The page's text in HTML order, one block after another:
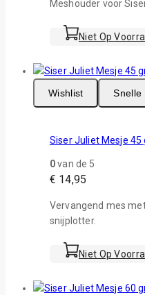
Meshouder voor
Niet Op
Wishlist Snelle
Siser Juliet Mesje 45
0van de 5
€ 14,95
Vervangend mes
snijplotter.
Niet Op